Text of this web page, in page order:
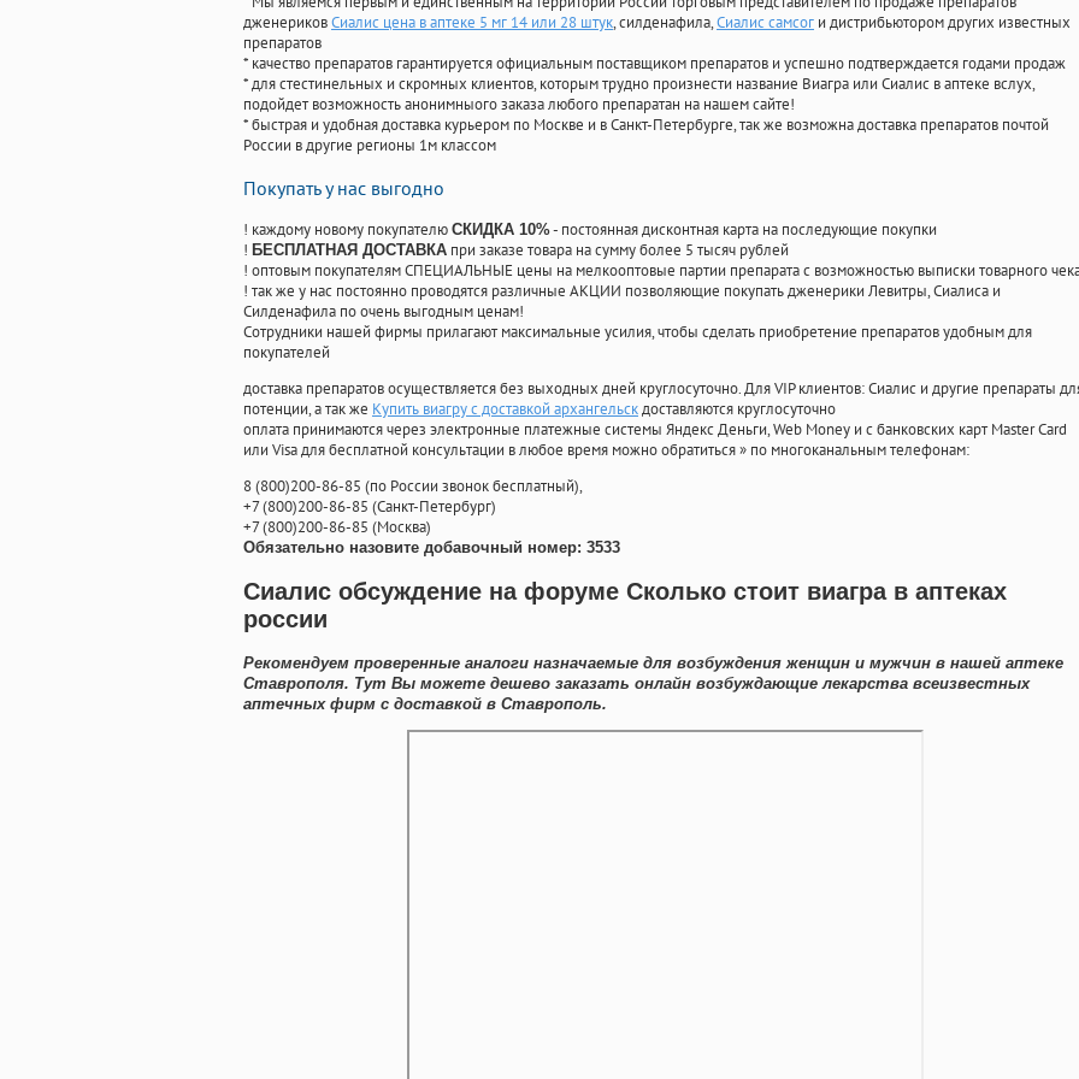
дженериковСиалис цена в аптеке 5 мг 14 или 28 штук, силденафила,Сиалис самсог и дистрибьютором других известных
препаратов
* качество препаратов гарантируется официальным поставщиком препаратов и успешно подтверждается годами продаж
* для стестинельных и скромных клиентов, которым трудно произнести название Виагра или Сиалис в аптеке вслух,
подойдет возможность анонимныого заказа любого препаратан на нашем сайте!
* быстрая и удобная доставка курьером по Москве и в Санкт-Петербурге, так же возможна доставка препаратов почтой
России в другие регионы 1м классом
Покупать у нас выгодно
! каждому новому покупателю СКИДКА 10%- постоянная дисконтная карта на последующие покупки
! БЕСПЛАТНАЯ ДОСТАВКА при заказе товара на сумму более 5 тысяч рублей
! оптовым покупателям СПЕЦИАЛЬНЫЕ цены на мелкооптовые партии препарата с возможностью выписки товарного
! так же у нас постоянно проводятся различные АКЦИИ позволяющие покупать дженерики Левитры, Сиалиса и
Силденафила по очень выгодным ценам!
Cотрудники нашей фирмы прилагают максимальные усилия, чтобы сделать приобретение препаратов удобным для
покупателей
доставка препаратов осуществляется без выходных дней круглосуточно. Для VIP клиентов: Сиалис и другие препараты
потенции, а так же Купить виагру с доставкой архангельскдоставляются круглосуточно
оплата принимаются через электронные платежные системы Яндекс Деньги, Web Money и с банковских карт Master Card
или Visa для бесплатной консультации в любое время можно обратиться» по многоканальным телефонам:
8(800)200-86-85 (по России звонок бесплатный),
+7(800)200-86-85 (Санкт-Петербург)
+7(800)200-86-85 (Москва)
Обязательно назовите добавочный номер: 3533
Сиалис обсуждение на форуме Сколько стоит виагра в аптеках
россии
Рекомендуем проверенные аналоги назначаемые для возбуждения женщин и мужчин в нашей аптеке
Ставрополя. Тут Вы можете дешево заказать онлайн возбуждающие лекарства всеизвестных
аптечных фирм с доставкой в Ставрополь.